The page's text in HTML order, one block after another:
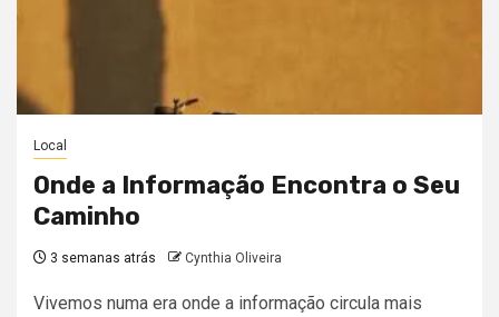
Local
Onde a Informação Encontra o Seu
Caminho
3 semanas atrás Cynthia Oliveira
Vivemos numa era onde a informação circula mais